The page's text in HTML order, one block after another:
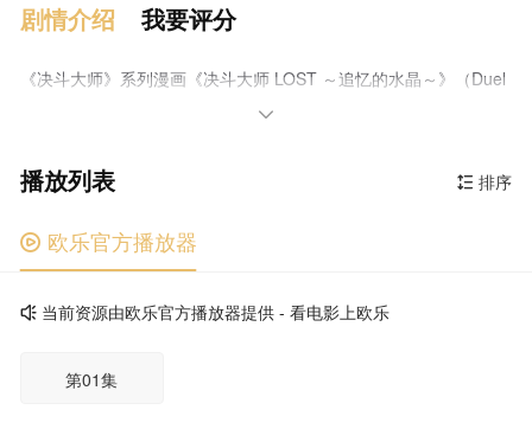
剧情介绍 我要评分
《决斗大师》系列漫画《决斗大师 LOST ～追忆的水晶～》（Duel
Masters LOST ～追憶の水晶～）宣布改编为动画

 排序
播放列表
 欧乐官方播放器
当前资源由欧乐官方播放器提供 - 看电影上欧乐
第01集